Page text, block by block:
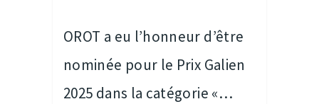
OROT a eu l’honneur d’être
nominée pour le Prix Galien
2025 dans la catégorie «…